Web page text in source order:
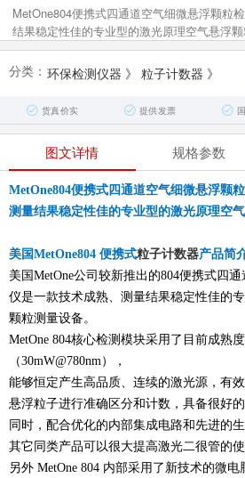
MetOne804便携式四通道空气细微悬浮颗粒
结果稳定性佳的专业型的激光原理空气悬浮颗
分类： 环保检测仪器 》 粒子计数器 》
货真价实 提供发票
图文详情 规格参数
MetOne804便携式四通道空气细微悬浮颗
测量结果稳定性佳的专业型的激光原理空
美国MetOne804 便携式粒子计数器产品简
美国MetOne公司较新推出的804便携式四
仪是一款技术成熟、测量结果稳定性佳的
颗粒测量设备。
MetOne 804核心检测模块采用了目前成熟
（30mW@780nm），
能够恒定产生高品质、连续的激光源，有
悬浮粒子进行准确区分和计数，具备很好
同时，配合优化的内部集成电路和先进的
其它同类产品可以很大提高激光二很管的使
另外 MetOne 804 内部采用了新技术的微